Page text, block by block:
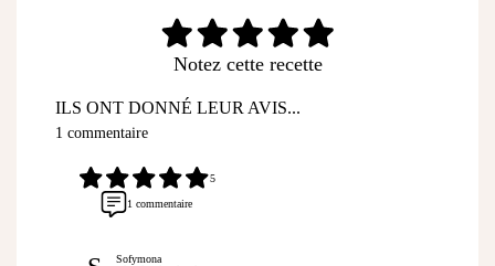
Notez cette recette
ILS ONT DONNÉ LEUR AVIS...
1 commentaire
5
1 commentaire
Sofymona